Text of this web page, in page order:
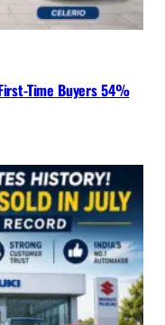
Time Buyers 54%